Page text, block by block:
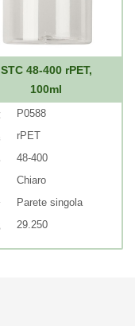
STC 48-400 rPET,
100ml
P0588
rPET
48-400
Chiaro
Parete singola
29.250